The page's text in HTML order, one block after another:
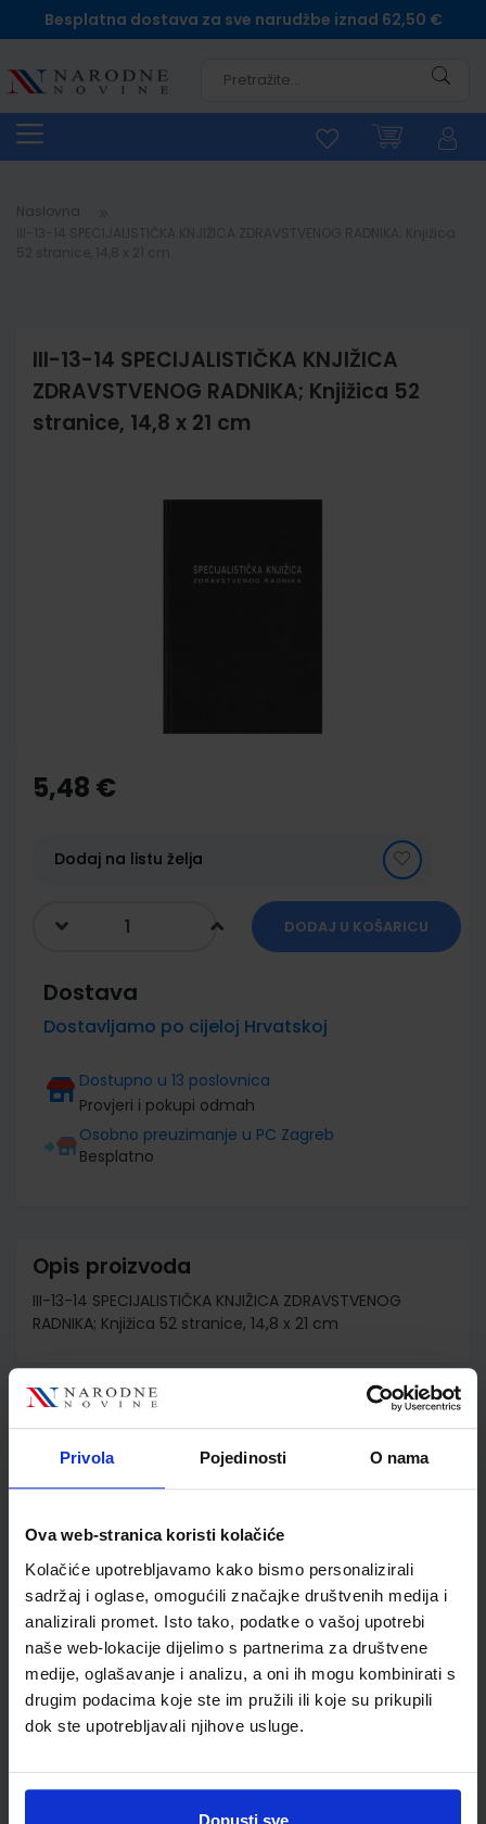
Privola Pojedinosti O nama
Ova web-stranica koristi kolačiće
Kolačiće upotrebljavamo kako bismo personalizirali
sadržaj i oglase, omogućili značajke društvenih medija i
analizirali promet. Isto tako, podatke o vašoj upotrebi
naše web-lokacije dijelimo s partnerima za društvene
medije, oglašavanje i analizu, a oni ih mogu kombinirati s
drugim podacima koje ste im pružili ili koje su prikupili
dok ste upotrebljavali njihove usluge.
Dopusti sve
Besplatna dostava za sve narudžbe iznad 62,50 €
Naslovna
III-13-14 SPECIJALISTIČKA KNJIŽICA
ZDRAVSTVENOG RADNIKA; Knjižica 52
stranice, 14,8 x 21 cm
the
beginning
gallery
5,48 €
Dodaj na listu želja
DODAJ U KOŠARICU
Dostava
Dostavljamo po cijeloj Hrvatskoj
Dostupno u 13 poslovnica
Provjeri i pokupi odmah
Osobno preuzimanje u PC Zagreb
Besplatno
Opis proizvoda
III-13-14 SPECIJALISTIČKA KNJIŽICA ZDRAVSTVENOG
RADNIKA; Knjižica 52 stranice, 14,8 x 21 cm
Detalji proizvoda
Šifra proizvoda
030735
Jedinična mjera
Newsletter prijava
Prijavite se kako bi primali informacije o novim